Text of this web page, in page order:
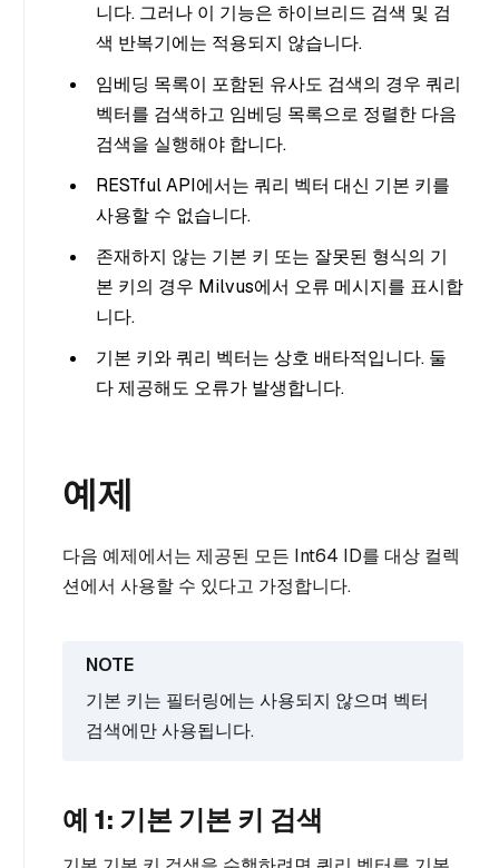
니다. 그러나 이 기능은 하이브리드 검색 및 검
색 반복기에는 적용되지 않습니다.
임베딩 목록이 포함된 유사도 검색의 경우 쿼리
벡터를 검색하고 임베딩 목록으로 정렬한 다음
검색을 실행해야 합니다.
RESTful API에서는 쿼리 벡터 대신 기본 키를
사용할 수 없습니다.
존재하지 않는 기본 키 또는 잘못된 형식의 기
본 키의 경우 Milvus에서 오류 메시지를 표시합
니다.
기본 키와 쿼리 벡터는 상호 배타적입니다. 둘
다 제공해도 오류가 발생합니다.
예제
다음 예제에서는 제공된 모든 Int64 ID를 대상 컬렉
션에서 사용할 수 있다고 가정합니다.
기본 키는 필터링에는 사용되지 않으며 벡터
검색에만 사용됩니다.
예 1: 기본 기본 키 검색